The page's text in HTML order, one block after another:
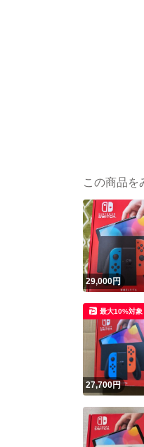
この商品を
29,000円
27,700円
最大10%対象